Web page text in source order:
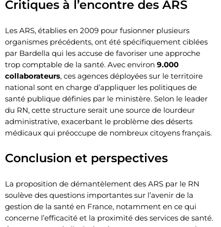
Critiques à l’encontre des ARS
Les ARS, établies en 2009 pour fusionner plusieurs
organismes précédents, ont été spécifiquement ciblées
par Bardella qui les accuse de favoriser une approche
trop comptable de la santé. Avec environ 9.000
collaborateurs, ces agences déployées sur le territoire
national sont en charge d’appliquer les politiques de
santé publique définies par le ministère. Selon le leader
du RN, cette structure serait une source de lourdeur
administrative, exacerbant le problème des déserts
médicaux qui préoccupe de nombreux citoyens français.
Conclusion et perspectives
La proposition de démantèlement des ARS par le RN
soulève des questions importantes sur l’avenir de la
gestion de la santé en France, notamment en ce qui
concerne l’efficacité et la proximité des services de santé.